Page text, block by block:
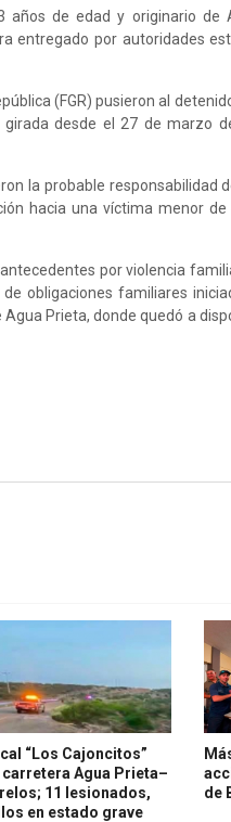
años de edad y originario de
entregado por autoridades
(FGR) pusieron al
desde el 27 de marzo
la probable responsabilidad
hacia una víctima menor
por violencia
obligaciones familiares
Prieta, donde quedó a
“Los Cajoncitos”
carretera Agua Prieta–
11 lesionados,
en estado grave
de